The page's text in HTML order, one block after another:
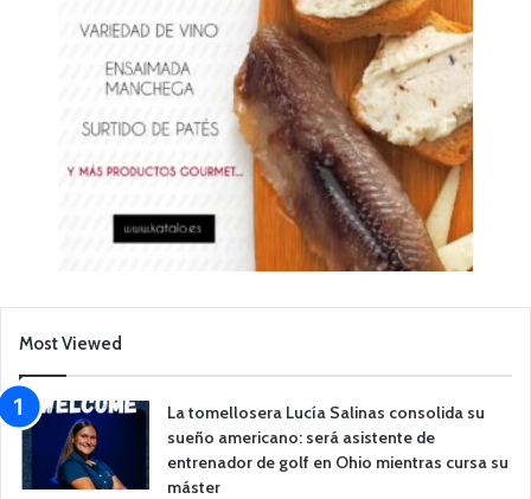
Most Viewed
La tomellosera Lucía Salinas consolida su
sueño americano: será asistente de
entrenador de golf en Ohio mientras cursa su
máster